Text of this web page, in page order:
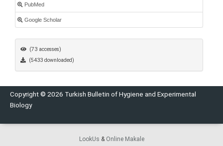
PubMed
Google Scholar
(73 accesses)
(5433 downloaded)
Copyright © 2026 Turkish Bulletin of Hygiene and Experimental
Biology
LookUs & Online Makale